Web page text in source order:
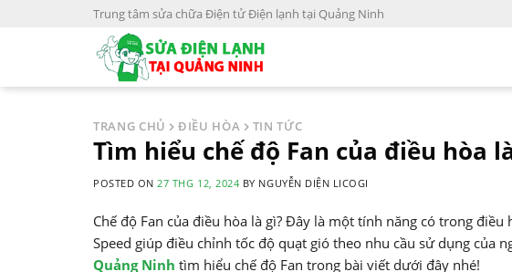
Trung tâm sửa chữa Điện tử Điện lạnh tại Quảng Ninh
TRANG CHỦ ĐIỀU HÒA TIN TỨC
Tìm hiểu chế độ Fan của điều hòa
POSTED ON27 THG 12, 2024 BY NGUYỄN DIỆN LICOGI
Chế độ Fan của điều hòa là gì? Đây là một tính năng có trong
Speed giúp điều chỉnh tốc độ quạt gió theo nhu cầu sử dụng của
Quảng Ninh tìm hiểu chế độ Fan trong bài viết dưới đây nhé!